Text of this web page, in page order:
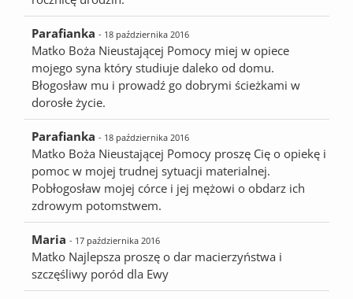
Parafianka - 18 października 2016
Matko Boża Nieustającej Pomocy miej w opiece
mojego syna który studiuje daleko od domu.
Błogosław mu i prowadź go dobrymi ścieżkami w
dorosłe życie.
Parafianka - 18 października 2016
Matko Boża Nieustającej Pomocy proszę Cię o opiekę i
pomoc w mojej trudnej sytuacji materialnej.
Pobłogosław mojej córce i jej mężowi o obdarz ich
zdrowym potomstwem.
Maria - 17 października 2016
Matko Najlepsza proszę o dar macierzyństwa i
szczęśliwy poród dla Ewy